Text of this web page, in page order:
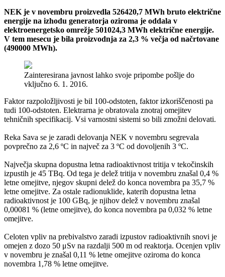
NEK je v novembru proizvedla 526420,7 MWh bruto električne
energije na izhodu generatorja oziroma je oddala v
elektroenergetsko omrežje 501024,3 MWh električne energije.
V tem mesecu je bila proizvodnja za 2,3 % večja od načrtovane
(490000 MWh).
Zainteresirana javnost lahko svoje pripombe pošlje do
vključno 6. 1. 2016.
Faktor razpoložljivosti je bil 100-odstoten, faktor izkoriščenosti pa
tudi 100-odstoten. Elektrarna je obratovala znotraj omejitev
tehničnih specifikacij. Vsi varnostni sistemi so bili zmožni delovati.
Reka Sava se je zaradi delovanja NEK v novembru segrevala
povprečno za 2,6 ºC in največ za 3 ºC od dovoljenih 3 ºC.
Največja skupna dopustna letna radioaktivnost tritija v tekočinskih
izpustih je 45 TBq. Od tega je delež tritija v novembru znašal 0,4 %
letne omejitve, njegov skupni delež do konca novembra pa 35,7 %
letne omejitve. Za ostale radionuklide, katerih dopustna letna
radioaktivnost je 100 GBq, je njihov delež v novembru znašal
0,00081 % (letne omejitve), do konca novembra pa 0,032 % letne
omejitve.
Celoten vpliv na prebivalstvo zaradi izpustov radioaktivnih snovi je
omejen z dozo 50 μSv na razdalji 500 m od reaktorja. Ocenjen vpliv
v novembru je znašal 0,11 % letne omejitve oziroma do konca
novembra 1,78 % letne omejitve.